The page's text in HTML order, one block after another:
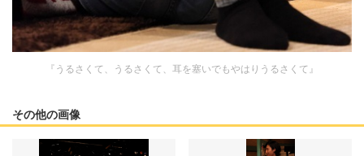
『うるさくて、うるさくて、耳を塞いでもやはりうるさくて』
その他の画像